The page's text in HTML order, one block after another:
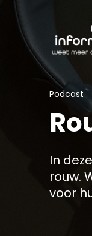
Podcast
In
rouw.
voor